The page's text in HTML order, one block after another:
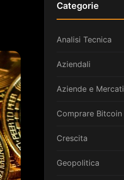
Categorie
Analisi Tecnica
Aziendali
Aziende e Mercati
Comprare Bitcoin
Crescita
Geopolitica